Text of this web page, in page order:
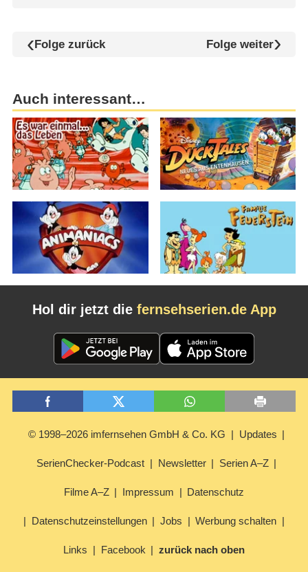
Folge zurück Folge weiter
Auch interessant…
Hol dir jetzt die fernsehserien.de App
© 1998–2026 imfernsehen GmbH & Co. KG Updates
SerienChecker-Podcast Newsletter Serien A–Z
Filme A–Z Impressum Datenschutz
Datenschutzeinstellungen Jobs Werbung schalten
Links Facebook zurück nach oben